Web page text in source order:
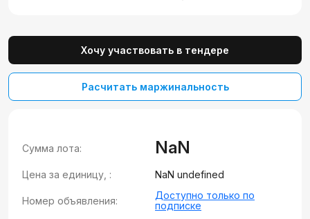
Хочу участвовать в тендере
Расчитать маржинальность
Сумма лота: NaN
Цена за единицу, : NaN undefined
Номер объявления:
Доступно только по
подписке